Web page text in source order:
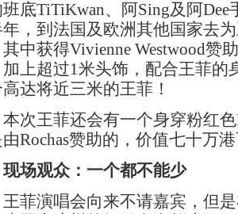
底TiTiKwan、阿Sing及阿
，到法国及欧洲其他国家去
中获得Vivienne Westwood赞
上超过1米头饰，配合王菲的
达将近三米的王菲！
王菲还会有一个身穿粉红色
Rochas赞助的，价值七十万
场观众：一个都不能少
演唱会向来不请嘉宾，但是